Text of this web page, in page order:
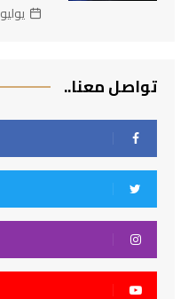
يوليو 16, 2026
تواصل معنا..